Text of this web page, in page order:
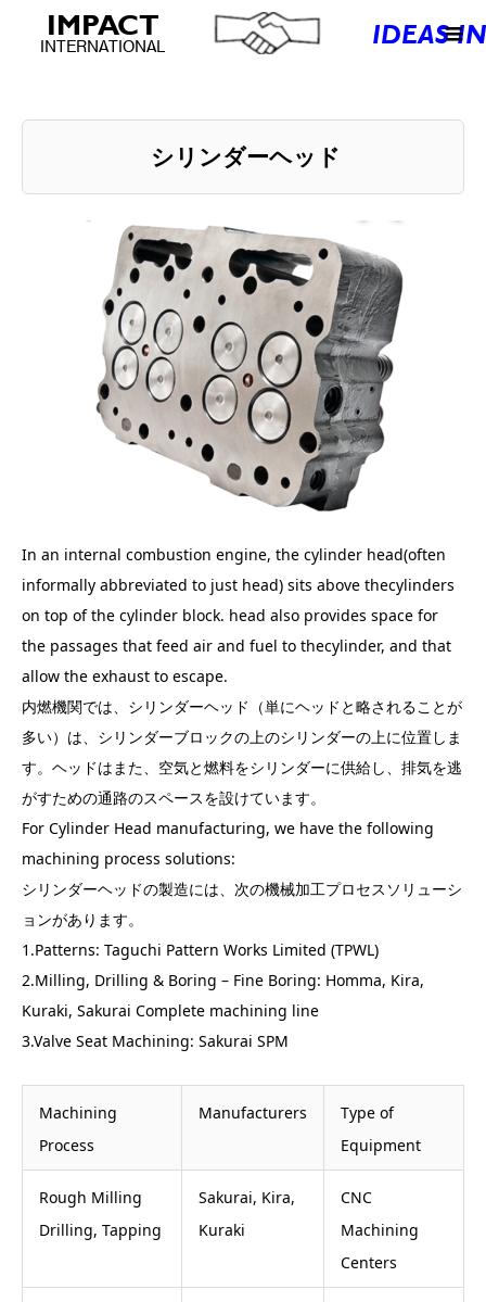
シリンダーヘッド
In an internal combustion engine, the cylinder head(often
informally abbreviated to just head) sits above thecylinders
on top of the cylinder block. head also provides space for
the passages that feed air and fuel to thecylinder, and that
allow the exhaust to escape.
内燃機関では、シリンダーヘッド（単にヘッドと略されることが
多い）は、シリンダーブロックの上のシリンダーの上に位置しま
す。ヘッドはまた、空気と燃料をシリンダーに供給し、排気を逃
がすための通路のスペースを設けています。
For Cylinder Head manufacturing, we have the following
machining process solutions:
シリンダーヘッドの製造には、次の機械加工プロセスソリューシ
ョンがあります。
1.Patterns: Taguchi Pattern Works Limited (TPWL)
2.Milling, Drilling & Boring – Fine Boring: Homma, Kira,
Kuraki, Sakurai Complete machining line
3.Valve Seat Machining: Sakurai SPM
Machining
Process
Manufacturers
Type of
Equipment
Rough Milling
Drilling, Tapping
Sakurai, Kira,
Kuraki
CNC
Machining
Centers